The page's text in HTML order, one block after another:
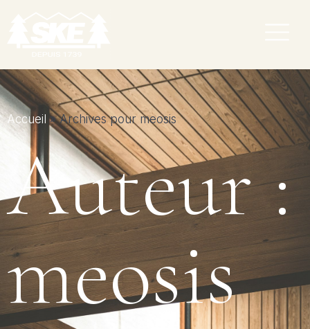
Accueil »Archives pour meosis
Auteur :
meosis